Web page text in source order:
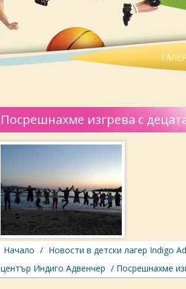
Посрешнахме изгрева с
Начало / Новости в детски лагер Indigo
център Индиго Адвенчер / Посрешнахме